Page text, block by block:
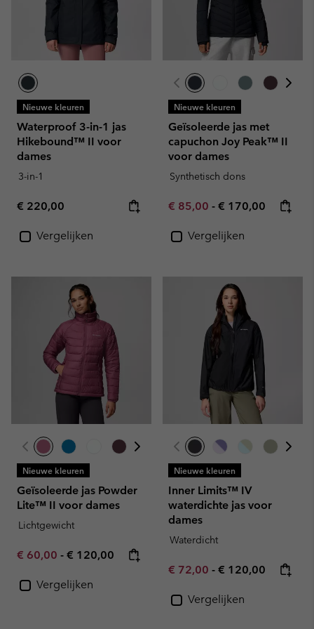
Nieuwe kleuren
Waterproof 3-in-1 jas
Hikebound™ II voor
dames
3-in-1
Regular price:
€ 220,00
Vergelijken
Nieuwe kleuren
Geïsoleerde jas met
capuchon Joy Peak™ II
voor dames
Synthetisch dons
Minimum sale price:
€ 85,00 - Maximum price:
€ 170,00
Vergelijken
Nieuwe kleuren
Geïsoleerde jas Powder
Lite™ II voor dames
Lichtgewicht
Minimum sale price:
€ 60,00 - Maximum price:
€ 120,00
Vergelijken
Nieuwe kleuren
Inner Limits™ IV
waterdichte jas voor
dames
Waterdicht
Minimum sale price:
€ 72,00 - Maximum price:
€ 120,00
Vergelijken